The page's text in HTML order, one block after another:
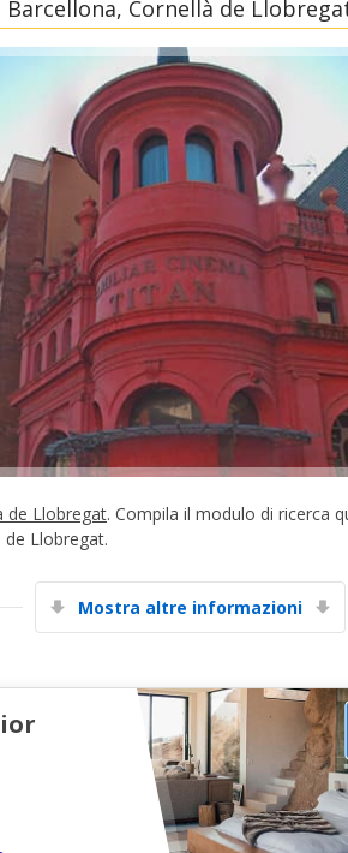
Cornellà de
de Llobregat. Compila il modulo di ricerca
Llobregat.
Mostra altre informazioni